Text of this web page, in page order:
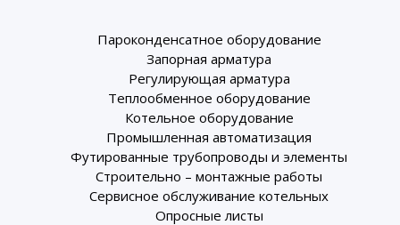
Пароконденсатное оборудование
Запорная арматура
Регулирующая арматура
Теплообменное оборудование
Котельное оборудование
Промышленная автоматизация
Футированные трубопроводы и элементы
Строительно – монтажные работы
Сервисное обслуживание котельных
Опросные листы